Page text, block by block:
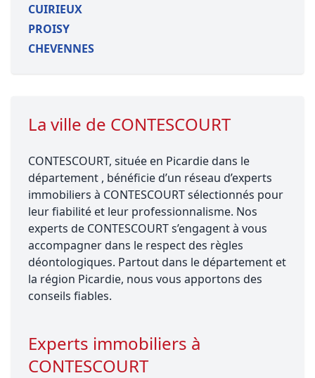
CUIRIEUX
PROISY
CHEVENNES
La ville de CONTESCOURT
CONTESCOURT, située en Picardie dans le
département , bénéficie d’un réseau d’experts
immobiliers à CONTESCOURT sélectionnés pour
leur fiabilité et leur professionnalisme. Nos
experts de CONTESCOURT s’engagent à vous
accompagner dans le respect des règles
déontologiques. Partout dans le département et
la région Picardie, nous vous apportons des
conseils fiables.
Experts immobiliers à
CONTESCOURT